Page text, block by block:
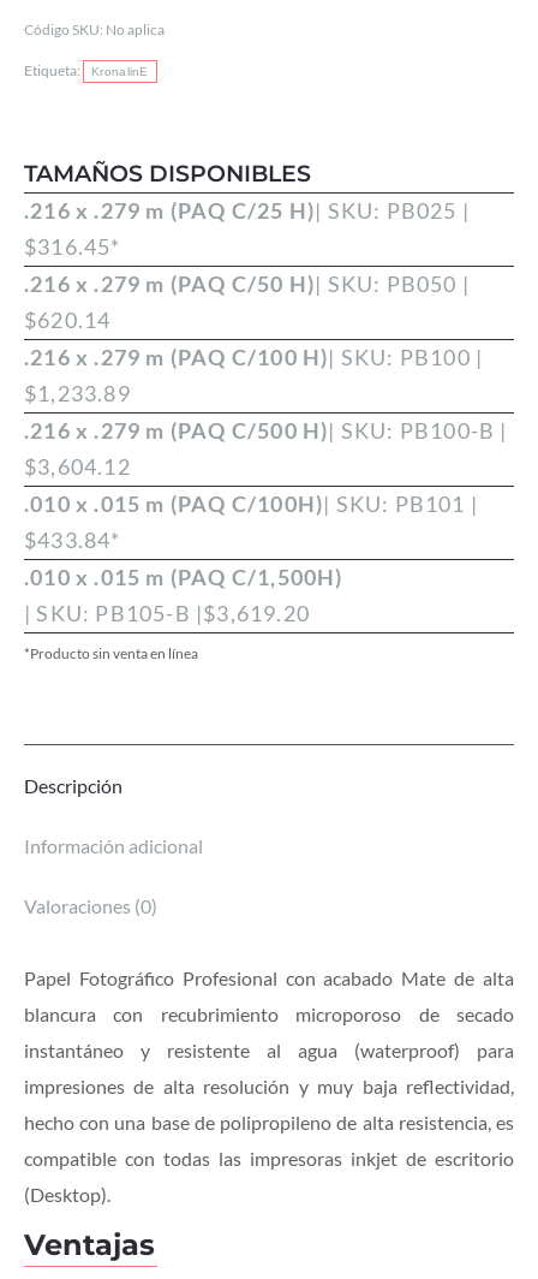
Código SKU: No aplica
Etiqueta: KronalinE
TAMAÑOS DISPONIBLES
.216 x .279 m (PAQ C/25 H)| SKU: PB025 |
$316.45*
.216 x .279 m (PAQ C/50 H)| SKU: PB050 |
$620.14
.216 x .279 m (PAQ C/100 H)| SKU: PB100 |
$1,233.89
.216 x .279 m (PAQ C/500 H)| SKU: PB100-B |
$3,604.12
.010 x .015 m (PAQ C/100H)| SKU: PB101 |
$433.84*
.010 x .015 m (PAQ C/1,500H)
| SKU: PB105-B |$3,619.20
*Producto sin venta en línea
Descripción
Información adicional
Valoraciones (0)
Papel Fotográfico Profesional con acabado Mate de alta
blancura con recubrimiento microporoso de secado
instantáneo y resistente al agua (waterproof) para
impresiones de alta resolución y muy baja reflectividad,
hecho con una base de polipropileno de alta resistencia, es
compatible con todas las impresoras inkjet de escritorio
(Desktop).
Ventajas